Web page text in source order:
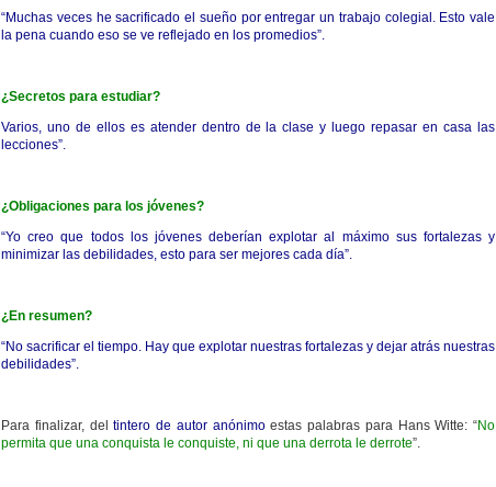
“Muchas veces he sacrificado el sueño por entregar un trabajo colegial. Esto vale
la pena cuando eso se ve reflejado en los promedios”.
¿Secretos para estudiar?
Varios, uno de ellos es atender dentro de la clase y luego repasar en casa las
lecciones”.
¿Obligaciones para los jóvenes?
“Yo creo que todos los jóvenes deberían explotar al máximo sus fortalezas y
minimizar las debilidades, esto para ser mejores cada día”.
¿En resumen?
“No sacrificar el tiempo. Hay que explotar nuestras fortalezas y dejar atrás nuestras
debilidades”.
Para finalizar, deltintero de autor anónimoestas palabras para Hans Witte: “No
permita que una conquista le conquiste, ni que una derrota le derrote”.